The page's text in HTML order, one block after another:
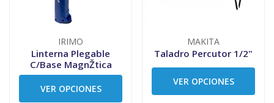
IRIMO
Linterna Plegable
C/Base MagnŽtica
VER OPCIONES
MAKITA
Taladro Percutor 1/2"
VER OPCIONES